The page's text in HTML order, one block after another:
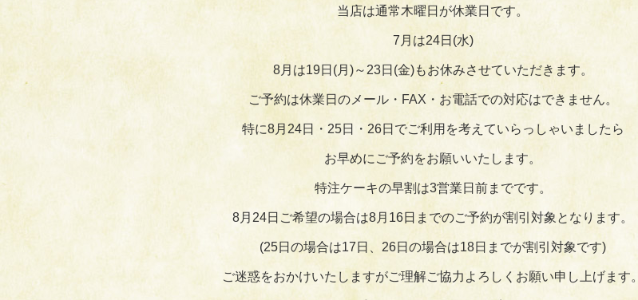
当店は通常木曜日が休業日です。
7月は24日(水)
8月は19日(月)～23日(金)もお休みさせていただきます。
ご予約は休業日のメール・FAX・お電話での対応はできません。
特に8月24日・25日・26日でご利用を考えていらっしゃいましたら
お早めにご予約をお願いいたします。
特注ケーキの早割は3営業日前までです。
8月24日ご希望の場合は8月16日までのご予約が割引対象となります。
(25日の場合は17日、26日の場合は18日までが割引対象です)
ご迷惑をおかけいたしますがご理解ご協力よろしくお願い申し上げます。